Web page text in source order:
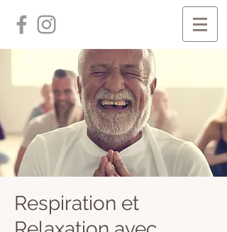
Respiration et